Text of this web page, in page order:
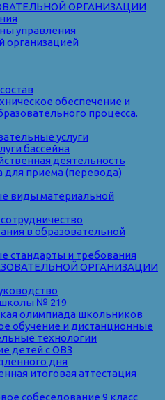
ОРГАНИЗАЦИИ
управления
организацией
обеспечение и
процесса.
услуги
бассейна
деятельность
для приема (перевода)
виды материальной
в образовательной
стандарты и требования
ОРГАНИЗАЦИИ
№ 219
олимпиада школьников
обучение и дистанционные
технологии
детей с ОВЗ
дня
итоговая аттестация
собеседование 9 класс